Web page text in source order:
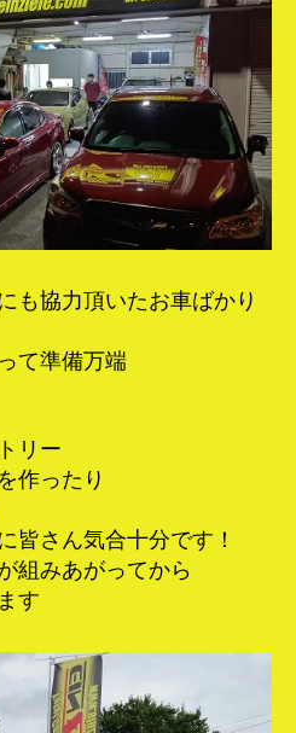
も協力頂いたお車ばかり
て準備万端
リー
作ったり
皆さん気合十分です！
組みあがってから
す